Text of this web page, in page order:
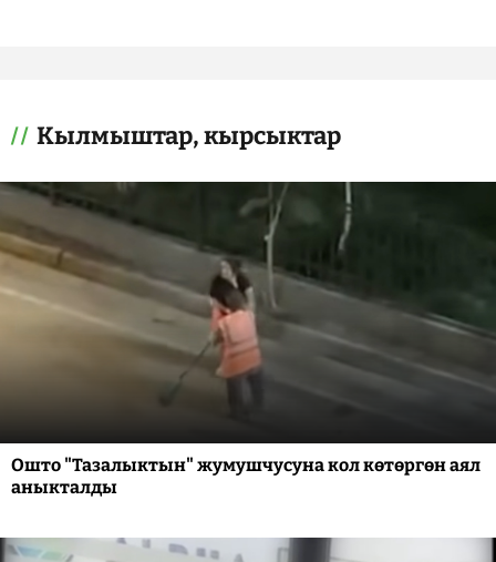
Кылмыштар, кырсыктар
Ошто "Тазалыктын" жумушчусуна кол көтөргөн аял
аныкталды